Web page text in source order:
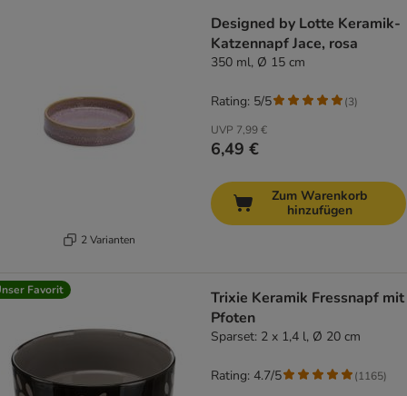
2 Varianten
Designed by Lotte Keramik-
Katzennapf Jace, rosa
350 ml, Ø 15 cm
UVP 7,99 €
6,49 €
Rating: 5/5 (3)
Zum Warenkorb
hinzufügen
Favorit
Trixie Keramik Fressnapf mit
Pfoten
Sparset: 2 x 1,4 l, Ø 20 cm
Rating: 4.7/5 (1165)